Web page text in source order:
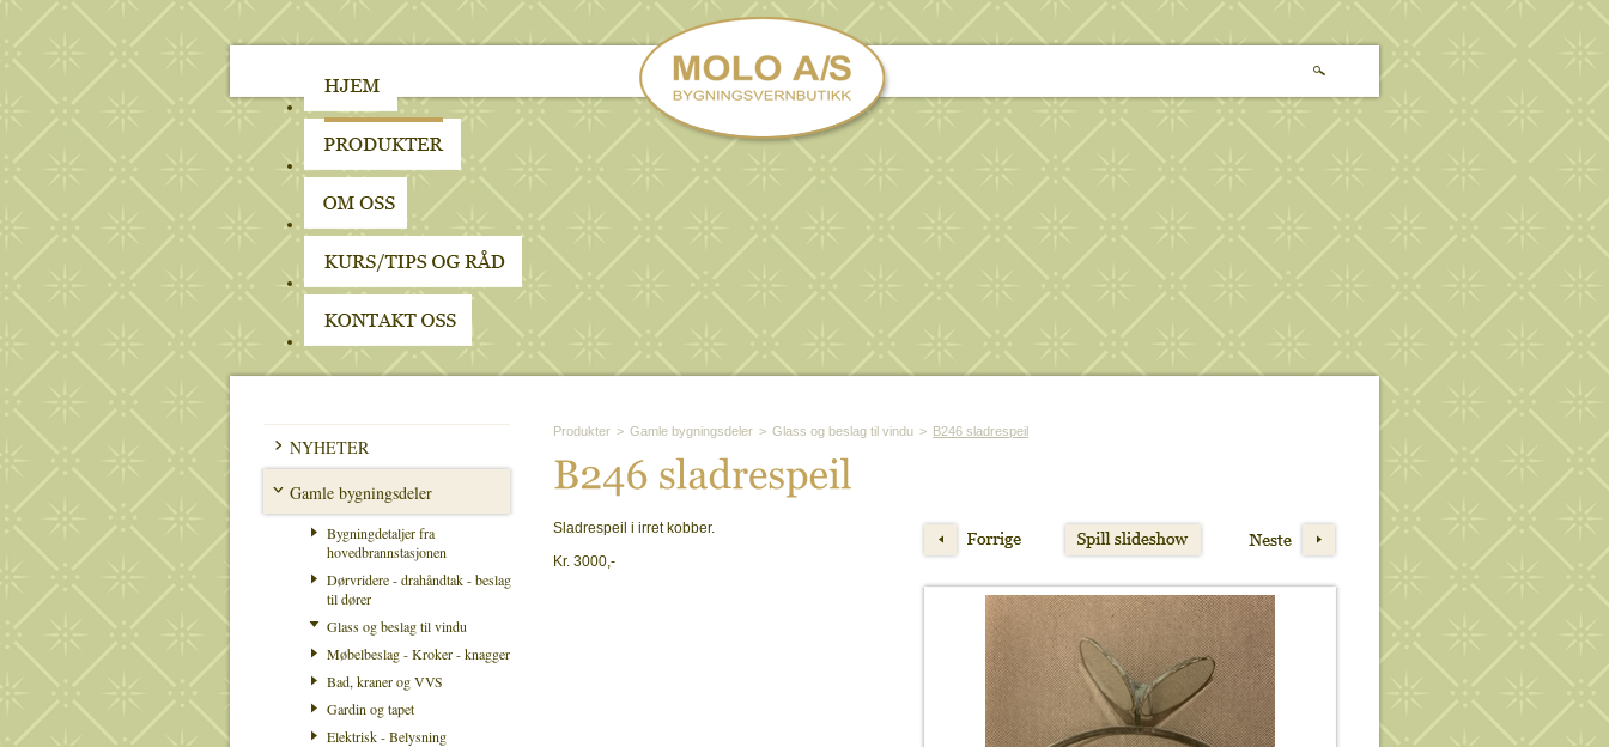
NYHETER
Gamle bygningsdeler
Bygningdetaljer fra
hovedbrannstasjonen
Dørvridere - drahåndtak - beslag
til dører
Glass og beslag til vindu
Møbelbeslag - Kroker - knagger
Bad, kraner og VVS
Gardin og tapet
Elektrisk - Belysning
Produkter > Gamle bygningsdeler > Glass og beslag til vindu > B246 sladrespeil
B246 sladrespeil
Sladrespeil i irret kobber.
Kr. 3000,-